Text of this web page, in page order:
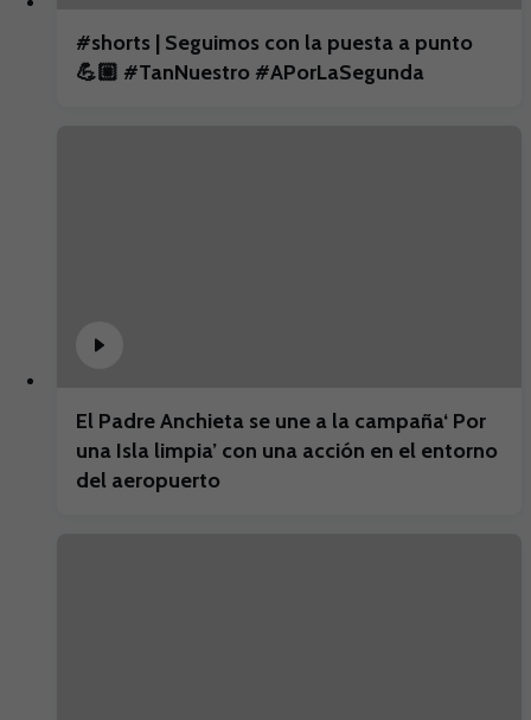
#shorts | Seguimos con la puesta a punto
💪🏼 #TanNuestro #APorLaSegunda
El Padre Anchieta se une a la campaña‘ Por
una Isla limpia’ con una acción en el entorno
del aeropuerto